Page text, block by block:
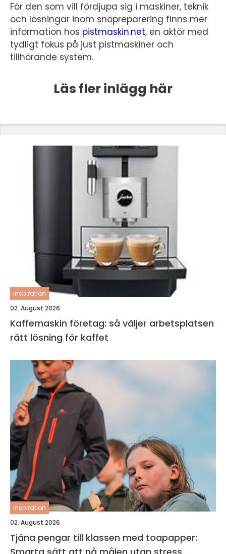
För den som vill fördjupa sig i maskiner, teknik
och lösningar inom snöpreparering finns mer
information hos pistmaskin.net, en aktör med
tydligt fokus på just pistmaskiner och
tillhörande system.
Läs fler inlägg här
inspiration
02. August 2026
Kaffemaskin företag: så väljer arbetsplatsen
rätt lösning för kaffet
inspiration
02. August 2026
Tjäna pengar till klassen med toapapper: